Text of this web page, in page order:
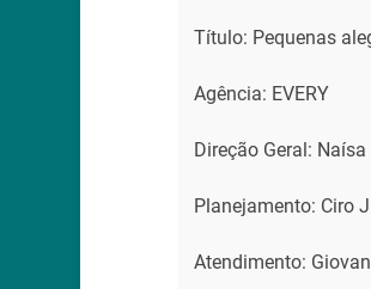
Título: Pequenas
Agência: EVERY
Direção Geral:
Planejamento: Ciro
Atendimento: